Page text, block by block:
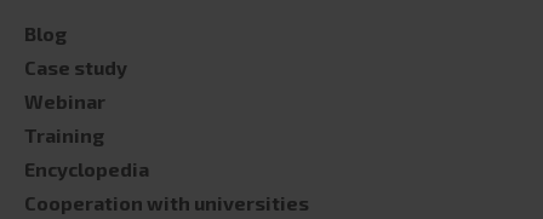
Blog
Case study
Webinar
Training
Encyclopedia
Cooperation with universities